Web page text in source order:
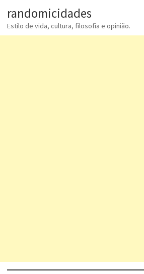
randomicidades
Estilo de vida, cultura, filosofia e opinião.